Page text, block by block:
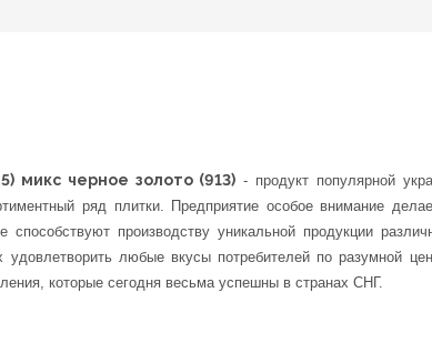
микс черное золото (913) - продукт популярной
ряд плитки. Предприятие особое внимание
производству уникальной продукции
любые вкусы потребителей по разумной
которые сегодня весьма успешны в странах СНГ.